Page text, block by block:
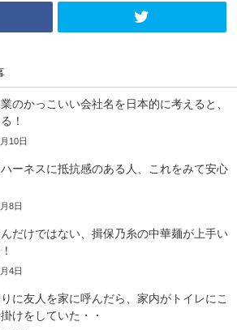
のかっこいい会社名を日本的に考えると、
！
10日
ーネスに抵抗感のある人、これをみて安心
8日
だけではない、揖保乃糸の中華麺が上手い
4日
に友人を家に呼んだら、家内がトイレにこ
けをしていた・・